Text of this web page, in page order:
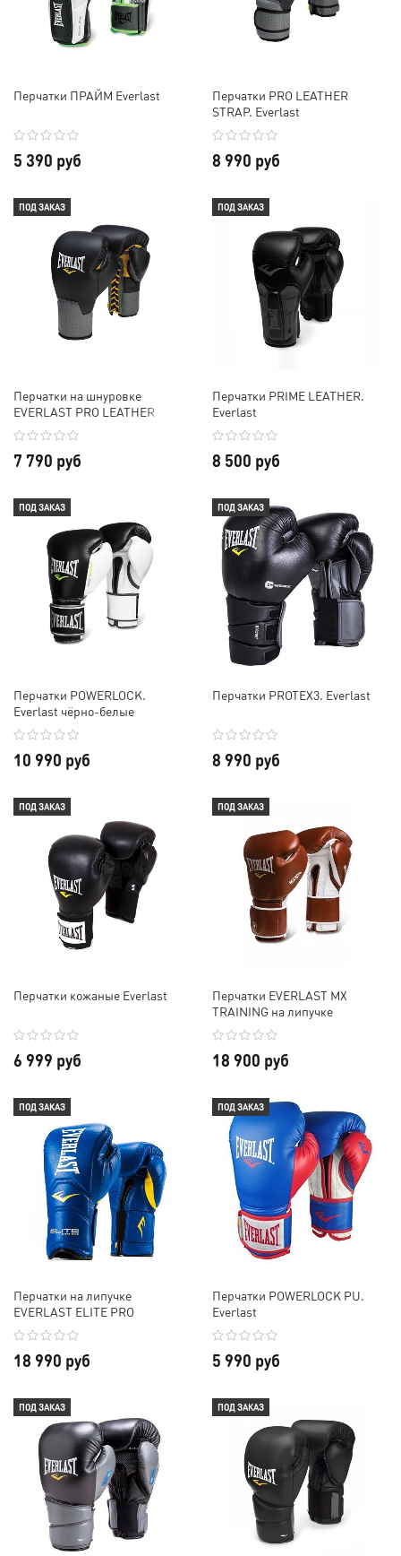
Перчатки ПРАЙМ Everlast
5 390 руб
Перчатки PRO LEATHER
STRAP. Everlast
8 990 руб
ПОД ЗАКАЗ
Перчатки на шнуровке
EVERLAST PRO LEATHER
LACED
7 790 руб
ПОД ЗАКАЗ
Перчатки PRIME LEATHER.
Everlast
8 500 руб
ПОД ЗАКАЗ
Перчатки POWERLOCK.
Everlast чёрно-белые
10 990 руб
ПОД ЗАКАЗ
Перчатки PROTEX3. Everlast
8 990 руб
ПОД ЗАКАЗ
Перчатки кожаные Everlast
6 999 руб
ПОД ЗАКАЗ
Перчатки EVERLAST MX
TRAINING на липучке
18 900 руб
ПОД ЗАКАЗ
Перчатки на липучке
EVERLAST ELITE PRO
18 990 руб
ПОД ЗАКАЗ
Перчатки POWERLOCK PU.
Everlast
5 990 руб
ПОД ЗАКАЗ ПОД ЗАКАЗ